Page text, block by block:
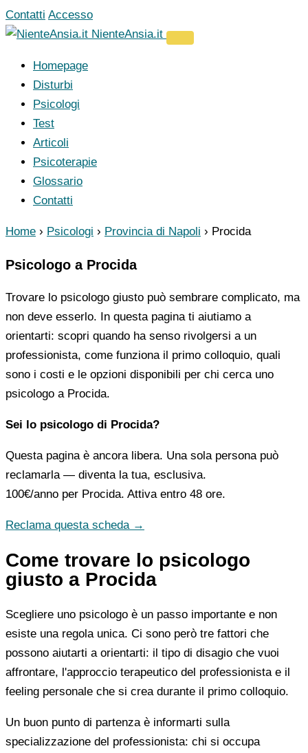
Vai
al
Contatti Accesso
NienteAnsia.it
Homepage
Disturbi
Psicologi
Test
Articoli
Psicoterapie
Glossario
Contatti
Home › Psicologi › Provincia di Napoli › Procida
Psicologo a Procida
Trovare lo psicologo giusto può sembrare complicato, ma
non deve esserlo. In questa pagina ti aiutiamo a
orientarti: scopri quando ha senso rivolgersi a un
professionista, come funziona il primo colloquio, quali
sono i costi e le opzioni disponibili per chi cerca uno
psicologo a Procida.
Sei lo psicologo di Procida?
Questa pagina è ancora libera. Una sola persona può
reclamarla — diventa la tua, esclusiva.
100€/anno per Procida. Attiva entro 48 ore.
Reclama questa scheda →
Come trovare lo psicologo
giusto a Procida
Scegliere uno psicologo è un passo importante e non
esiste una regola unica. Ci sono però tre fattori che
possono aiutarti a orientarti: il tipo di disagio che vuoi
affrontare, l'approccio terapeutico del professionista e il
feeling personale che si crea durante il primo colloquio.
Un buon punto di partenza è informarti sulla
specializzazione del professionista: chi si occupa